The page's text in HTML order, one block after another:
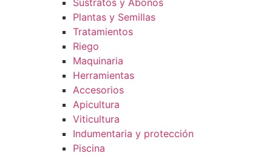
Sustratos y Abonos
Plantas y Semillas
Tratamientos
Riego
Maquinaria
Herramientas
Accesorios
Apicultura
Viticultura
Indumentaria y protección
Piscina